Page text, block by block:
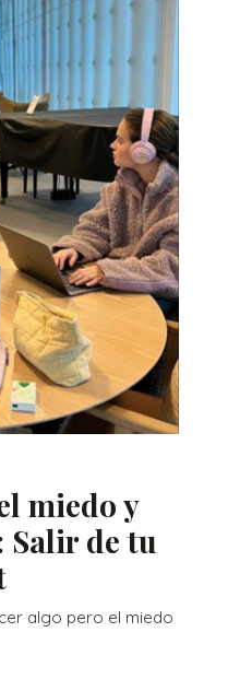
miedo y
Salir de tu
algo pero el miedo